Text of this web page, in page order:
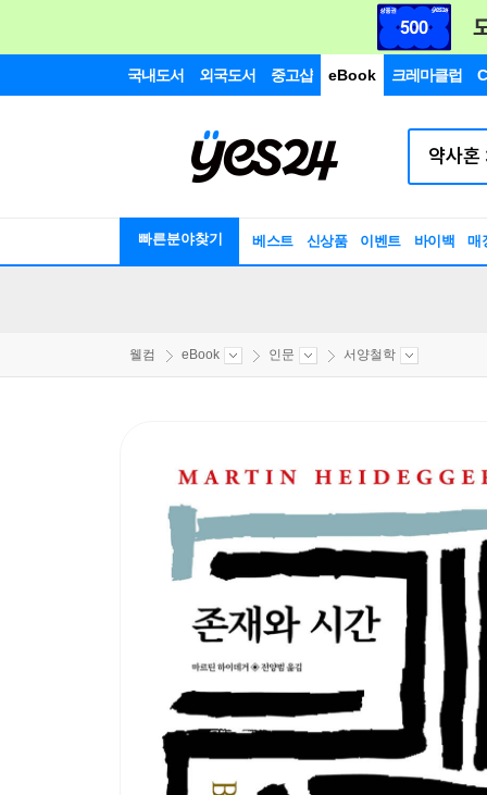
국내도서 외국도서 중고샵 eBook 크레마클럽
빠른분야찾기 베스트 신상품 이벤트 바이백 매
웰컴 eBook 인문 서양철학